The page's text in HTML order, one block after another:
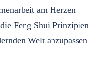
am Herzen
Feng Shui Prinzipien
Welt anzupassen